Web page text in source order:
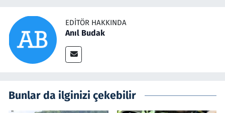
EDITÖR HAKKINDA
Anıl Budak
Bunlar da ilginizi çekebilir